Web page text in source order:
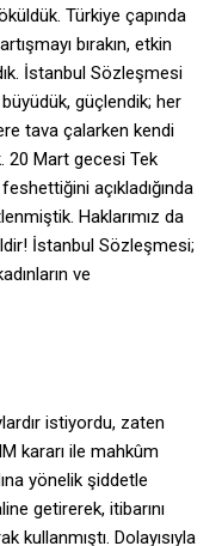
Türkiye çapında
bırakın, etkin
İstanbul Sözleşmesi
güçlendik; her
tava çalarken kendi
20 Mart gecesi Tek
açıkladığında
Haklarımız da
İstanbul Sözleşmesi;
ve
istiyordu, zaten
kararı ile mahkûm
yönelik şiddetle
getirerek, itibarını
Dolayısıyla